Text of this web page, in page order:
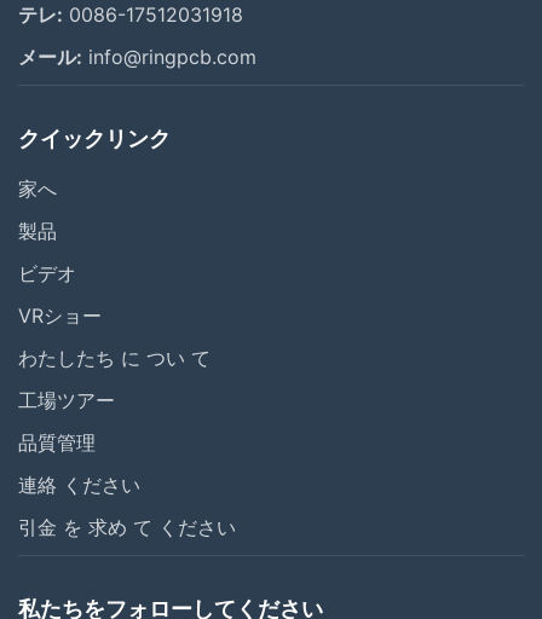
テレ: 0086-17512031918
メール: info@ringpcb.com
クイックリンク
家へ
製品
ビデオ
VRショー
わたしたち に つい て
工場ツアー
品質管理
連絡 ください
引金 を 求め て ください
私たちをフォローしてください